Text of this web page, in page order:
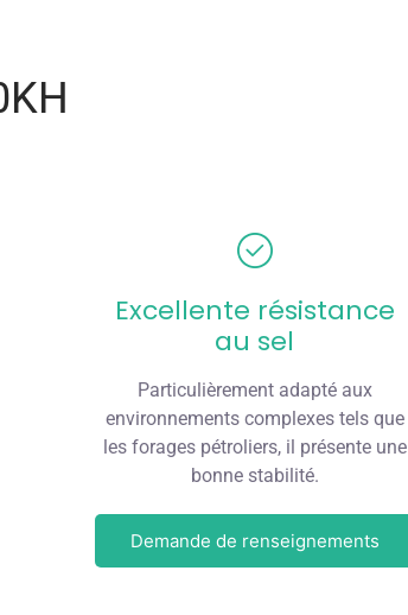
Excellente résistance
au sel
Particulièrement adapté aux
environnements complexes tels que
les forages pétroliers, il présente une
bonne stabilité.
Demande de renseignements